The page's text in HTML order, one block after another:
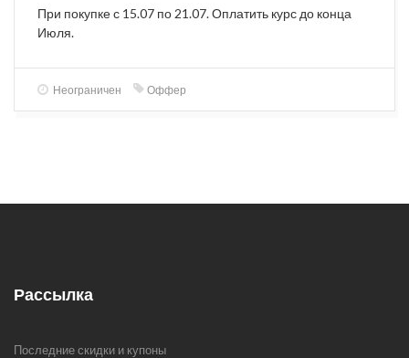
При покупке с 15.07 по 21.07. Оплатить курс до конца
Июля.
Неограничен Оффер
Рассылка
Последние скидки и купоны